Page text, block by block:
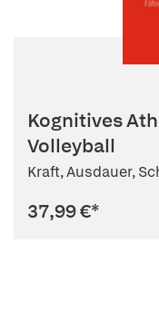
Kognitives
Volleyball
Kraft, Ausdauer,
37,99 €*